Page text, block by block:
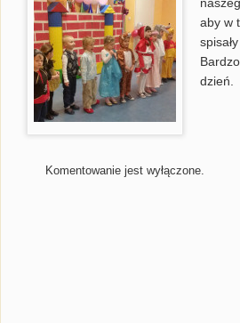
aby w
dzień.
Komentowanie jest wyłączone.